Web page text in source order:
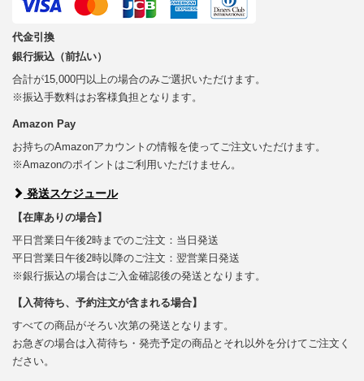
代金引換
銀行振込（前払い）
合計が15,000円以上の場合のみご選択いただけます。
※振込手数料はお客様負担となります。
Amazon Pay
お持ちのAmazonアカウントの情報を使ってご注文いただけます。
※Amazonのポイントはご利用いただけません。
発送スケジュール
【在庫ありの場合】
平日営業日午後2時までのご注文：当日発送
平日営業日午後2時以降のご注文：翌営業日発送
※銀行振込の場合はご入金確認後の発送となります。
【入荷待ち、予約注文が含まれる場合】
すべての商品がそろい次第の発送となります。
お急ぎの場合は入荷待ち・発売予定の商品とそれ以外を分けてご注文く
ださい。